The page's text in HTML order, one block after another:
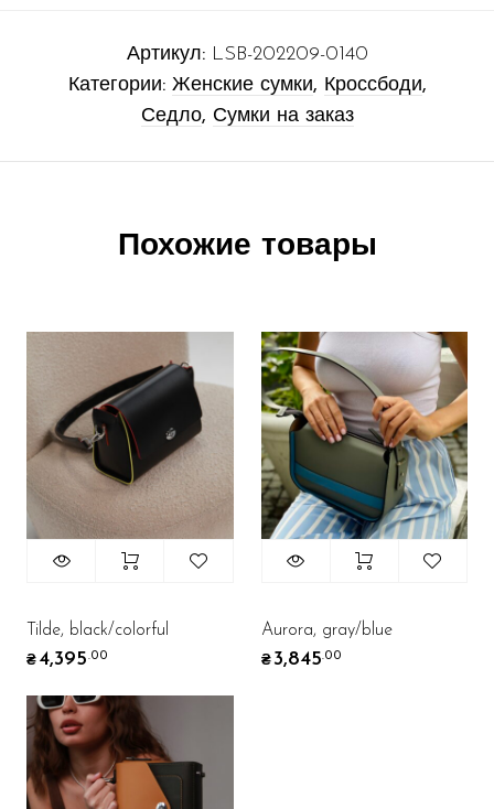
Артикул: LSB-202209-0140
Категории: Женские сумки, Кроссбоди,
Седло, Сумки на заказ
Похожие товары
Tilde, black/colorful
₴ 4,395.00
Aurora, gray/blue
₴ 3,845.00